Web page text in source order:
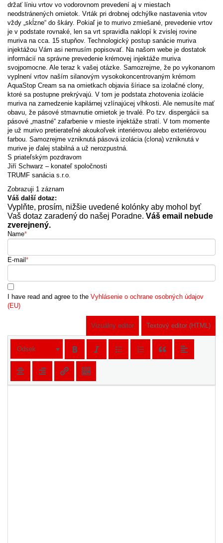
držať líniu vrtov vo vodorovnom prevedení aj v miestach
neodstránených omietok. Vrták pri drobnej odchýlke nastavenia vrtov
vždy „skĺzne“ do škáry. Pokiaľ je to murivo zmiešané, prevedenie vrtov
je v podstate rovnaké, len sa vrt spravidla naklopí k zvislej rovine
muriva na cca. 15 stupňov. Technologický postup sanácie muriva
injektážou Vám asi nemusím popisovať. Na našom webe je dostatok
informácií na správne prevedenie krémovej injektáže muriva
svojpomocne. Ale teraz k vašej otázke. Samozrejme, že po vykonanom
vyplnení vrtov naším silanovým vysokokoncentrovaným krémom
AquaStop Cream sa na omietkach objavia šíriace sa izolačné clony,
ktoré sa postupne prekrývajú. V tom je podstata zhotovenia izolácie
muriva na zamedzenie kapilárnej vzlínajúcej vlhkosti. Ale nemusíte mať
obavu, že pásové stmavnutie omietok je trvalé. Po tzv. dispergácii sa
pásové „mastné“ zafarbenie v mieste injektáže stratí. V tom momente
je už murivo pretierateľné akoukoľvek interiérovou alebo exteriérovou
farbou. Samozrejme vzniknutá pásová izolácia (clona) vzniknutá v
murive je ďalej stabilná a už nerozpustná.
S priateľským pozdravom
Jiří Schwarz – konateľ spoločnosti
TRUMF sanácia s.r.o.
Zobrazuji 1 záznam
Váš další dotaz:
Vyplňte, prosím, nižšie uvedené kolónky aby mohol byť
Vaš dotaz zaradený do našej Poradne. Váš email nebude
zverejnený.
Name*
E-mail *
I have read and agree to the Vyhlásenie o ochrane osobných údajov
(EU)
Vizuálny editor Textový editor (HTML)
Odsek